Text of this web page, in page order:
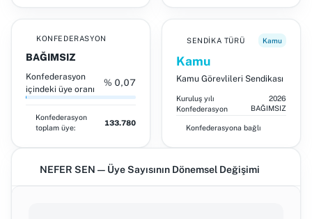
KONFEDERASYON
BAĞIMSIZ
Konfederasyon
içindeki üye oranı
% 0,07
Konfederasyon
toplam üye:
133.780
SENDIKA TÜRÜ Kamu
Kamu
Kamu Görevlileri Sendikası
Kuruluş yılı
2026
Konfederasyon
BAĞIMSIZ
Konfederasyona bağlı
NEFER SEN — Üye Sayısının Dönemsel Değişimi